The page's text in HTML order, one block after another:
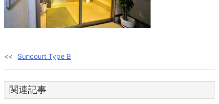
投
ナ
Suncourt Type B
関連記事